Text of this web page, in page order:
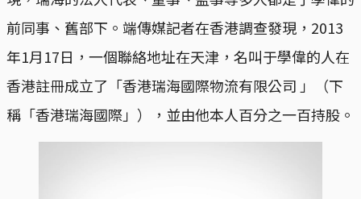
前同事、舊部下。端傳媒記者在香港調查發現，2013
年1月17日，一個聯絡地址在天津，名叫于學偉的人在
香港註冊成立了「香港瑞海國際物流有限公司 」（下
稱「香港瑞海國際」），並由他本人百分之一百持股。